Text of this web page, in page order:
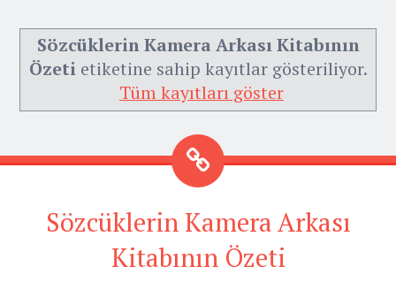
Sözcüklerin Kamera Arkası Kitabının
Özetietiketine sahip kayıtlar gösteriliyor.
Tüm kayıtları göster
Sözcüklerin Kamera Arkası
Kitabının Özeti